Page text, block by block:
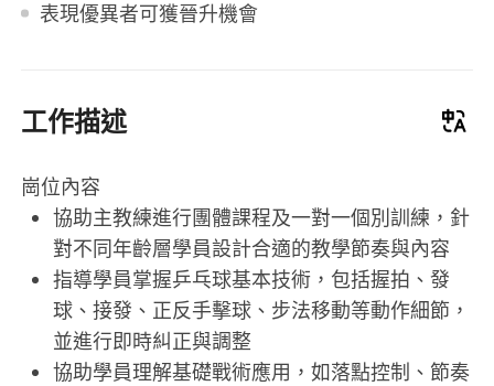
表現優異者可獲晉升機會
工作描述
崗位內容
協助主教練進行團體課程及一對一個別訓練，針
對不同年齡層學員設計合適的教學節奏與內容
指導學員掌握乒乓球基本技術，包括握拍、發
球、接發、正反手擊球、步法移動等動作細節，
並進行即時糾正與調整
協助學員理解基礎戰術應用，如落點控制、節奏